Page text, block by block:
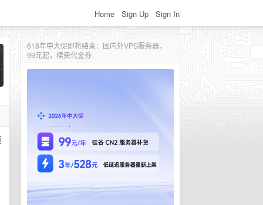
Home Sign Up Sign In
618年中大促即将结束：国内外VPS服务器，
99元起，续费代金券